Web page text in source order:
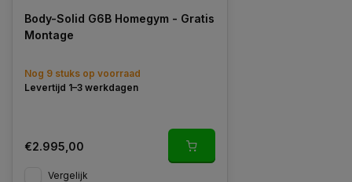
Body-Solid G6B Homegym - Gratis
Montage
Nog 9 stuks op voorraad
Levertijd 1–3 werkdagen
€2.995,00
Vergelijk